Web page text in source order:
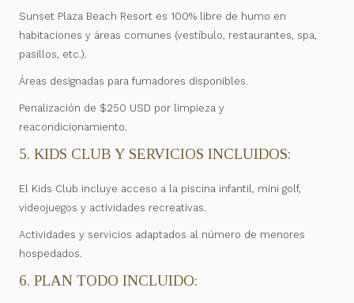
Sunset Plaza Beach Resort es 100% libre de humo en
habitaciones y áreas comunes (vestíbulo, restaurantes, spa,
pasillos, etc.).
Áreas designadas para fumadores disponibles.
Penalización de $250 USD por limpieza y
reacondicionamiento.
5. KIDS CLUB Y SERVICIOS INCLUIDOS:
El Kids Club incluye acceso a la piscina infantil, mini golf,
videojuegos y actividades recreativas.
Actividades y servicios adaptados al número de menores
hospedados.
6. PLAN TODO INCLUIDO: